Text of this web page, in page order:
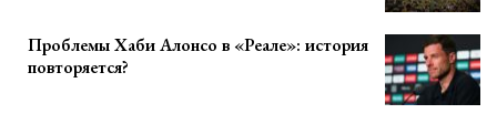
Проблемы Хаби Алонсо в «Реале»: история
повторяется?